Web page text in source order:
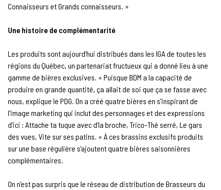
Connaisseurs et Grands connaisseurs. »
Une histoire de complémentarité
Les produits sont aujourd’hui distribués dans les IGA de toutes les
régions du Québec, un partenariat fructueux qui a donné lieu à une
gamme de bières exclusives. « Puisque BDM a la capacité de
produire en grande quantité, ça allait de soi que ça se fasse avec
nous, explique le PDG. On a créé quatre bières en s’inspirant de
l’image marketing qui inclut des personnages et des expressions
d’ici : Attache ta tuque avec d’la broche, Trico-Thé serré, Le gars
des vues, Vite sur ses patins. » À ces brassins exclusifs produits
sur une base régulière s’ajoutent quatre bières saisonnières
complémentaires.
On n’est pas surpris que le réseau de distribution de Brasseurs du